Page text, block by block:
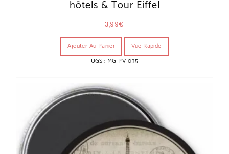
hôtels & Tour Eiffel
3,99€
Ajouter Au Panier
Vue Rapide
UGS : MG PV-035